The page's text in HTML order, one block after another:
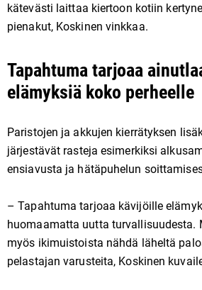
kätevästi laittaa kiertoon kotiin
pienakut, Koskinen vinkkaa.
Tapahtuma tarjoaa
elämyksiä koko perheelle
Paristojen ja akkujen kierrätyksen
järjestävät rasteja esimerkiksi
ensiavusta ja hätäpuhelun
– Tapahtuma tarjoaa kävijöille
huomaamatta uutta turvallisuudesta.
myös ikimuistoista nähdä läheltä
pelastajan varusteita, Koskinen